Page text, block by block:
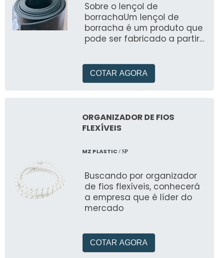
Sobre o lençol de
borrachaUm lençol de
borracha é um produto que
pode ser fabricado a partir
adeq
COTAR AGORA
ORGANIZADOR DE FIOS
FLEXÍVEIS
MZ PLASTIC/ SP
Buscando por organizador
de fios flexíveis, conhecerá
a empresa que é líder do
mercado
COTAR AGORA